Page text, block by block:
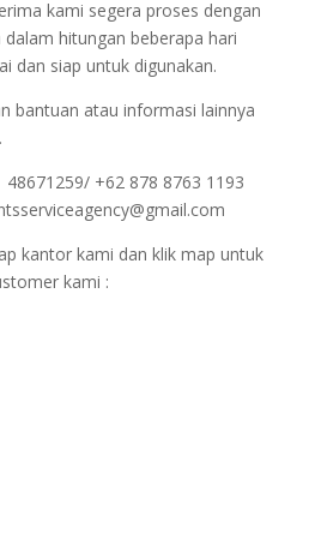
kami segera proses dengan
hitungan beberapa hari
dan siap untuk digunakan.
bantuan atau informasi lainnya
48671259/ +62 878 8763 1193
kantor kami dan klik map untuk
kami :